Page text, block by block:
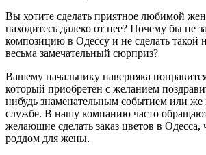
Вы хотите сделать приятное любимой
находитесь далеко от нее? Почему бы не
композицию в Одессу и не сделать
весьма замечательный сюрприз?
Вашему начальнику наверняка
который приобретен с желанием
нибудь знаменательным событием или
службе. В нашу компанию часто
желающие сделать заказ цветов в Одесса,
роддом для жены.